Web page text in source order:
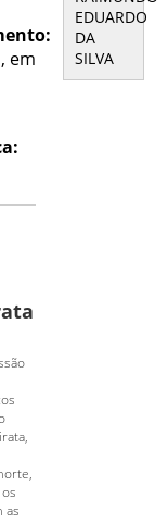
em
as
EDUARDO
DA
SILVA